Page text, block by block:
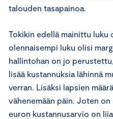
talouden tasapainoa.
Tokikin edellä mainittu luku
olennaisempi luku olisi
hallintohan on jo
lisää kustannuksia lähinnä
verran. Lisäksi lapsien
vähenemään päin. Joten
euron kustannusarvio on